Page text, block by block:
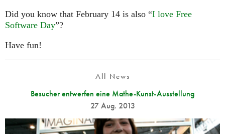
Did you know that February 14 is also “I love Free
Software Day”?
Have fun!
All News
Besucher entwerfen eine Mathe-Kunst-Ausstellung
27 Aug. 2013